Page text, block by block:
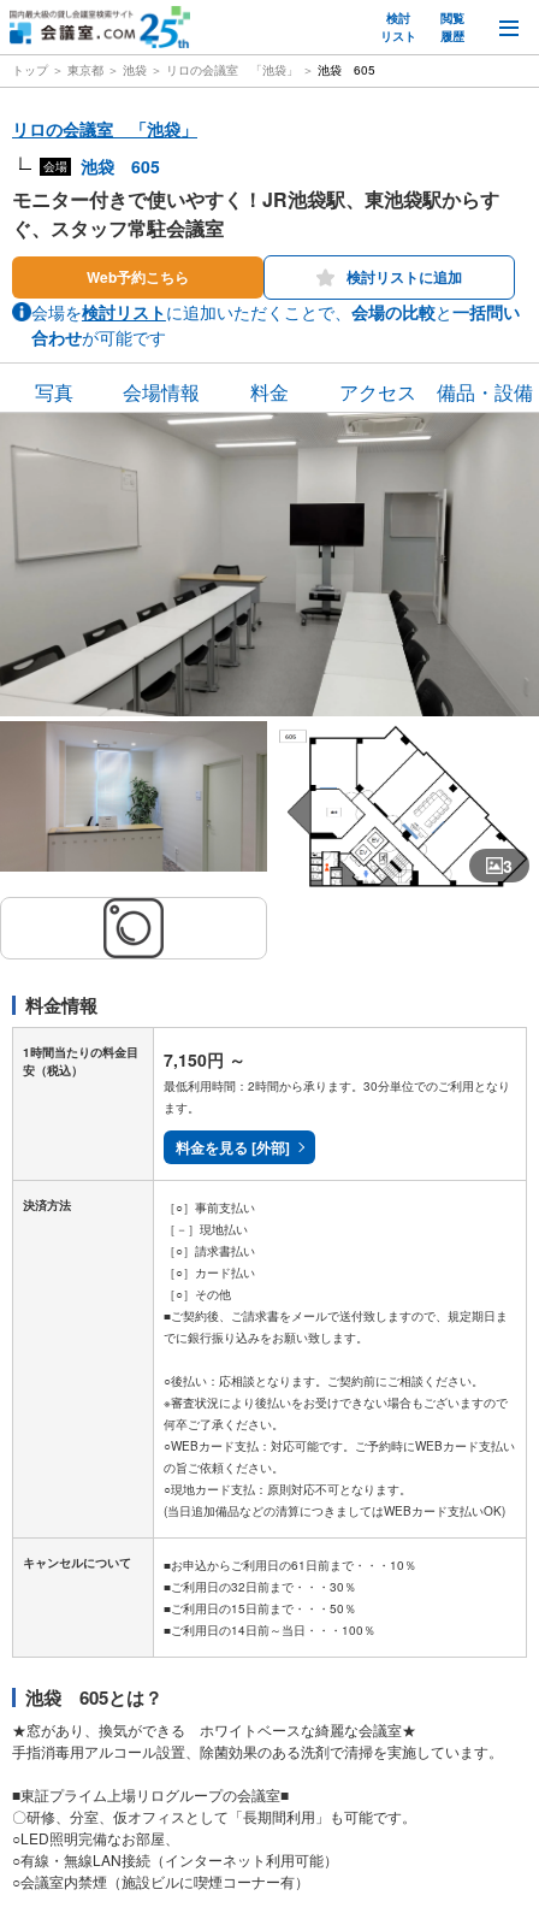
検討
リスト
閲覧
履歴
トップ 東京都 池袋 リロの会議室 「池袋」 池袋 605
リロの会議室 「池袋」
会場 池袋 605
モニター付きで使いやすく！JR池袋駅、東池袋駅からす
ぐ、スタッフ常駐会議室
Web予約こちら 検討リストに追加
会場を検討リストに追加いただくことで、 会場の比較と一括問い
合わせが可能です
写真 会場情報 料金 アクセス 備品・設備
3
料金情報
1時間当たりの料金目
安 （税込） 7,150円 ～
最低利用時間：2時間から承ります。30分単位でのご利用となり
ます。
料金を見る [外部]
決済方法
［○］事前支払い
［－］現地払い
［○］請求書払い
［○］カード払い
［○］その他
■ご契約後、ご請求書をメールで送付致しますので、規定期日ま
でに銀行振り込みをお願い致します。
○後払い：応相談となります。ご契約前にご相談ください。
※審査状況により後払いをお受けできない場合もございますので
何卒ご了承ください。
○WEBカード支払：対応可能です。ご予約時にWEBカード支払い
の旨ご依頼ください。
○現地カード支払：原則対応不可となります。
キャンセルについて
■お申込からご利用日の61日前まで・・・10％
■ご利用日の32日前まで・・・30％
■ご利用日の15日前まで・・・50％
池袋 605とは？
★窓があり、換気ができる ホワイトベースな綺麗な会議室★
手指消毒用アルコール設置、除菌効果のある洗剤で清掃を実施しています。
■東証プライム上場リログループの会議室■
〇研修、分室、仮オフィスとして「長期間利用」も可能です。
○LED照明完備なお部屋、
○有線・無線LAN接続（インターネット利用可能）
○会議室内禁煙（施設ビルに喫煙コーナー有）